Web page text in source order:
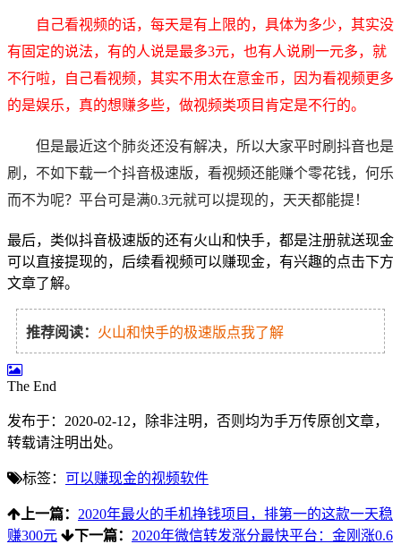
自己看视频的话，每天是有上限的，具体为多少，其实没
有固定的说法，有的人说是最多3元，也有人说刷一元多，就
不行啦，自己看视频，其实不用太在意金币，因为看视频更多
的是娱乐，真的想赚多些，做视频类项目肯定是不行的。
但是最近这个肺炎还没有解决，所以大家平时刷抖音也是
刷，不如下载一个抖音极速版，看视频还能赚个零花钱，何乐
而不为呢？平台可是满0.3元就可以提现的，天天都能提！
最后，类似抖音极速版的还有火山和快手，都是注册就送现金
可以直接提现的，后续看视频可以赚现金，有兴趣的点击下方
文章了解。
推荐阅读： 火山和快手的极速版点我了解
The End
发布于：2020-02-12，除非注明，否则均为手万传原创文章，
转载请注明出处。
标签： 可以赚现金的视频软件
上一篇： 2020年最火的手机挣钱项目，排第一的这款一天稳
赚300元
下一篇： 2020年微信转发涨分最快平台：金刚涨0.6